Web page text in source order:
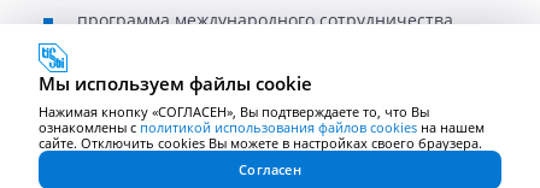
программа международного сотрудничества
Республика Бурунди;
с Белорусским торгово-экономическим
университетом, Могилевским государственным
областным институтом развития образования,
Мы используем файлы cookie
Нажимая кнопку «СОГЛАСЕН», Вы подтверждаете то, что Вы
ознакомлены с политикой использования файлов cookies на нашем
сайте. Отключить cookies Вы можете в настройках своего браузера.
Согласен